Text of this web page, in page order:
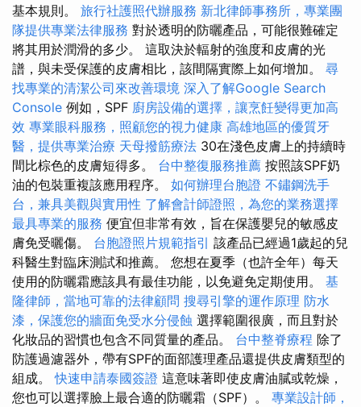
基本規則。 旅行社護照代辦服務 新北律師事務所，專業團
隊提供專業法律服務 對於透明的防曬產品，可能很難確定
將其用於潤滑的多少。 這取決於輻射的強度和皮膚的光
譜，與未受保護的皮膚相比，該間隔實際上如何增加。 尋
找專業的清潔公司來改善環境 深入了解Google Search
Console 例如，SPF 廚房設備的選擇，讓烹飪變得更加高
效 專業眼科服務，照顧您的視力健康 高雄地區的優質牙
醫，提供專業治療 天母撥筋療法 30在淺色皮膚上的持續時
間比棕色的皮膚短得多。 台中整復服務推薦 按照該SPF奶
油的包裝重複該應用程序。 如何辦理台胞證 不鏽鋼洗手
台，兼具美觀與實用性 了解會計師證照，為您的業務選擇
最具專業的服務 便宜但非常有效，旨在保護嬰兒的敏感皮
膚免受曬傷。 台胞證照片規範指引 該產品已經過1歲起的兒
科醫生對臨床測試和推薦。 您想在夏季（也許全年）每天
使用的防曬霜應該具有最佳功能，以免避免定期使用。 基
隆律師，當地可靠的法律顧問 搜尋引擎的運作原理 防水
漆，保護您的牆面免受水分侵蝕 選擇範圍很廣，而且對於
化妝品的習慣也包含不同質量的產品。 台中整脊療程 除了
防護過濾器外，帶有SPF的面部護理產品還提供皮膚類型的
組成。快速申請泰國簽證 這意味著即使皮膚油膩或乾燥，
您也可以選擇臉上最合適的防曬霜（SPF）。 專業設計師，